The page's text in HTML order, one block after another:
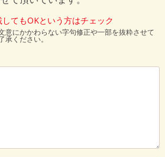
てもOKという方はチェック
にかかわらない字句修正や一部を抜粋させて
承ください。